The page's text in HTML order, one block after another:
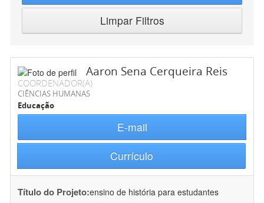
Limpar Filtros
Aaron Sena Cerqueira Reis
COORDENADOR(A)
CIÊNCIAS HUMANAS
Educação
E-mail
Currículo
Título do Projeto:ensino de história para estudantes